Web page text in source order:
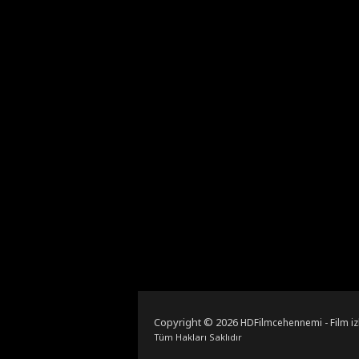
Copyright © 2026HDFilmcehennemi - Film
Tüm Hakları Saklıdır